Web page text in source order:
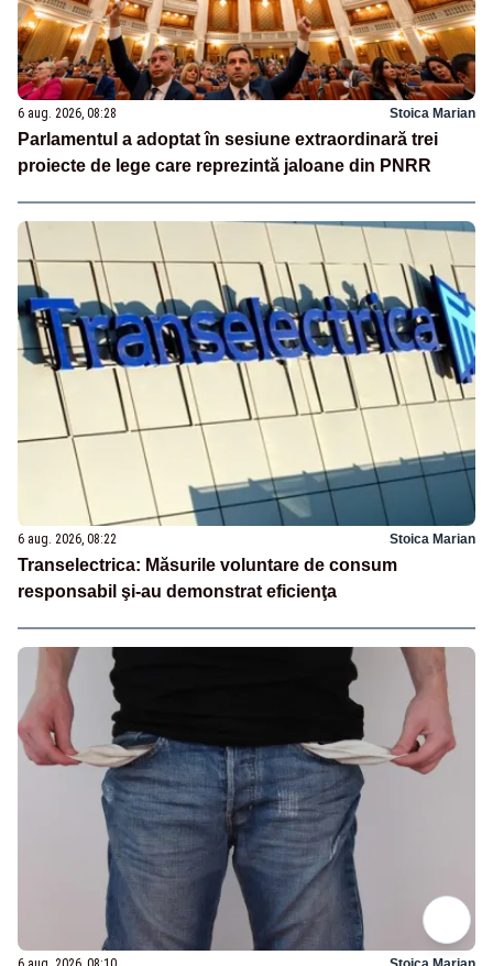
6 aug. 2026, 08:28 Stoica Marian
Parlamentul a adoptat în sesiune extraordinară trei
proiecte de lege care reprezintă jaloane din PNRR
6 aug. 2026, 08:22 Stoica Marian
Transelectrica: Măsurile voluntare de consum
responsabil şi-au demonstrat eficienţa